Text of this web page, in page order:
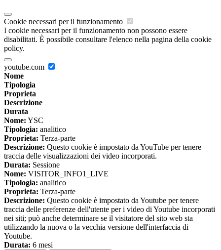
Cookie necessari per il funzionamento
I cookie necessari per il funzionamento non possono essere
disabilitati. È possibile consultare l'elenco nella pagina della cookie
policy.
youtube.com
Nome
Tipologia
Proprieta
Descrizione
Durata
Nome: YSC
Tipologia: analitico
Proprieta: Terza-parte
Descrizione: Questo cookie è impostato da YouTube per tenere
traccia delle visualizzazioni dei video incorporati.
Durata: Sessione
Nome: VISITOR_INFO1_LIVE
Tipologia: analitico
Proprieta: Terza-parte
Descrizione: Questo cookie è impostato da Youtube per tenere
traccia delle preferenze dell'utente per i video di Youtube incorporati
nei siti; può anche determinare se il visitatore del sito web sta
utilizzando la nuova o la vecchia versione dell'interfaccia di
Youtube.
Durata: 6 mesi